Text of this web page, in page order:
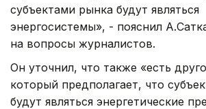
субъектами рынка будут являться
энергосистемы», - пояснил
на вопросы журналистов.
Он уточнил, что также «есть
который предполагает, что
будут являться энергетические